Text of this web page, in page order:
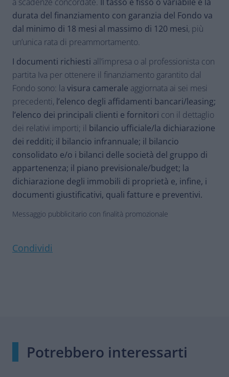
durata del finanziamento con garanzia del Fondo va
dal minimo di 18 mesi al massimo di 120 mesi, più
un’unica rata di preammortamento.
I documenti richiesti all’impresa o al professionista con
partita Iva per ottenere il finanziamento garantito dal
Fondo sono: la visura camerale aggiornata ai sei mesi
precedenti, l’elenco degli affidamenti bancari/leasing;
l’elenco dei principali clienti e fornitori con il dettaglio
dei relativi importi; il bilancio ufficiale/la dichiarazione
dei redditi; il bilancio infrannuale; il bilancio
consolidato e/o i bilanci delle società del gruppo di
appartenenza; il piano previsionale/budget; la
dichiarazione degli immobili di proprietà e, infine, i
documenti giustificativi, quali fatture e preventivi.
Messaggio pubblicitario con finalità promozionale
Condividi
Potrebbero interessarti